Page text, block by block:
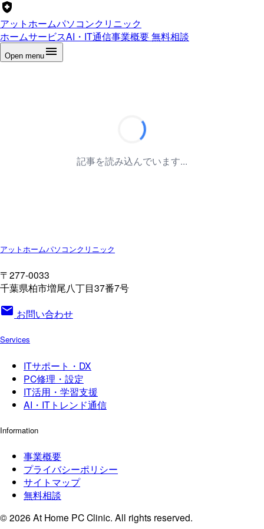
アットホームパソコンクリニック
ホームサービスAI・IT通信事業概要無料相談
Open menu
記事を読み込んでいます...
アットホームパソコンクリニック
〒277-0033
千葉県柏市増尾八丁目37番7号
mail お問い合わせ
Services
ITサポート・DX
PC修理・設定
IT活用・学習支援
AI・ITトレンド通信
Information
事業概要
プライバシーポリシー
サイトマップ
無料相談
© 2026 At Home PC Clinic. All rights reserved.